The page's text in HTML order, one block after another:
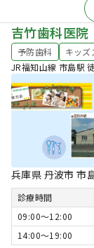
吉竹歯科医院
予防歯科 キッズ
JR福知山線 市島駅
兵庫県 丹波市 市
診療時間
09:00〜12:00
14:00〜19:00